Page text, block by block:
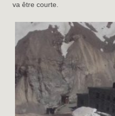
va être courte.